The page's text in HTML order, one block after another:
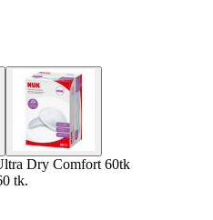
Dry Comfort 60tk
tk.